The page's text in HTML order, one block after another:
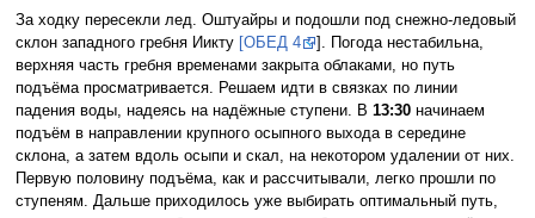
За ходку пересекли лед. Оштуайры и подошли под снежно-ледовый
склон западного гребня Иикту [ОБЕД 4
]. Погода нестабильна,
верхняя часть гребня временами закрыта облаками, но путь
подъёма просматривается. Решаем идти в связках по линии
падения воды, надеясь на надёжные ступени. В 13:30начинаем
подъём в направлении крупного осыпного выхода в середине
склона, а затем вдоль осыпи и скал, на некотором удалении от них.
Первую половину подъёма, как и рассчитывали, легко прошли по
ступеням. Дальше приходилось уже выбирать оптимальный путь,